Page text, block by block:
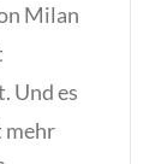
Milan
Und es
mehr